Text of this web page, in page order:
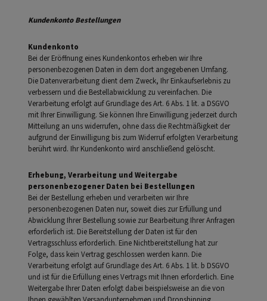
Kundenkonto Bestellungen
Kundenkonto
Bei der Eröffnung eines Kundenkontos erheben wir Ihre
personenbezogenen Daten in dem dort angegebenen Umfang.
Die Datenverarbeitung dient dem Zweck, Ihr Einkaufserlebnis zu
verbessern und die Bestellabwicklung zu vereinfachen. Die
Verarbeitung erfolgt auf Grundlage des Art. 6 Abs. 1 lit. a DSGVO
mit Ihrer Einwilligung. Sie können Ihre Einwilligung jederzeit durch
Mitteilung an uns widerrufen, ohne dass die Rechtmäßigkeit der
aufgrund der Einwilligung bis zum Widerruf erfolgten Verarbeitung
berührt wird. Ihr Kundenkonto wird anschließend gelöscht.
Erhebung, Verarbeitung und Weitergabe
personenbezogener Daten bei Bestellungen
Bei der Bestellung erheben und verarbeiten wir Ihre
personenbezogenen Daten nur, soweit dies zur Erfüllung und
Abwicklung Ihrer Bestellung sowie zur Bearbeitung Ihrer Anfragen
erforderlich ist. Die Bereitstellung der Daten ist für den
Vertragsschluss erforderlich. Eine Nichtbereitstellung hat zur
Folge, dass kein Vertrag geschlossen werden kann. Die
Verarbeitung erfolgt auf Grundlage des Art. 6 Abs. 1 lit. b DSGVO
und ist für die Erfüllung eines Vertrags mit Ihnen erforderlich. Eine
Weitergabe Ihrer Daten erfolgt dabei beispielsweise an die von